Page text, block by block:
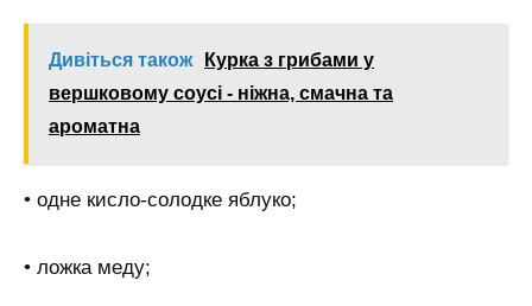
Дивіться також
Курка з грибами у
вершковому соусі - ніжна, смачна та
ароматна
• одне кисло-солодке яблуко;
• ложка меду;